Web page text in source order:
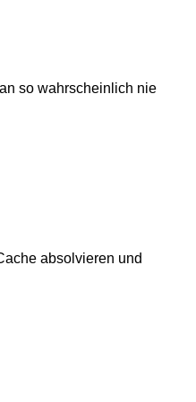
so wahrscheinlich nie
absolvieren und